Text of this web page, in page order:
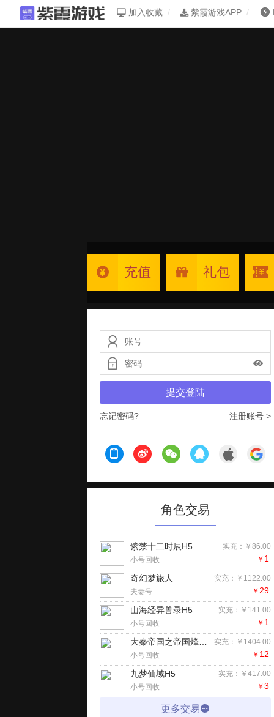
加入收藏 紫霞游戏APP
充值 礼包
提交登陆
忘记密码? 注册账号 >
角色交易
实充：￥86.00
紫禁十二时辰H5
小号回收 ￥ 1
实充：￥1122.00
奇幻梦旅人
夫妻号 ￥ 29
实充：￥141.00
山海经异兽录H5
小号回收 ￥ 1
实充：￥1404.00
大秦帝国之帝国烽烟（七日登录侠女同游）手游
小号回收 ￥ 12
实充：￥417.00
九梦仙域H5
小号回收 ￥ 3
更多交易